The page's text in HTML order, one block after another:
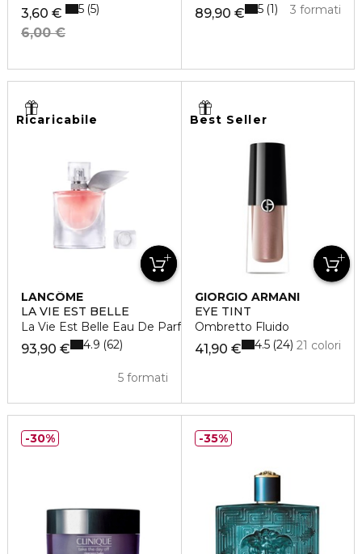
3,60 €
6,00 €
5 5 89,90 € 3 formati
5 1
Ricaricabile
LANCÔME
LA VIE EST BELLE
La Vie Est Belle Eau De Parfum
93,90 €
5 formati
4.9 62
Best Seller
GIORGIO ARMANI
EYE TINT
Ombretto Fluido
41,90 € 21 colori
4.5 24
30% 35%